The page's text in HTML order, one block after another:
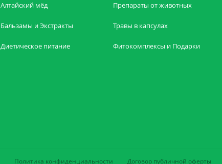
Алтайский мёд
Бальзамы и Экстракты
Диетическое питание
Препараты от животных
Травы в капсулах
Фитокомплексы и Подарки
Политика конфиденциальности Договор публичной оферты